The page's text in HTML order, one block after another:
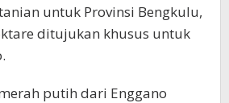
untuk Provinsi Bengkulu,
ditujukan khusus untuk
putih dari Enggano